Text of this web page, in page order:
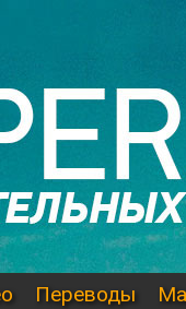
Переводы